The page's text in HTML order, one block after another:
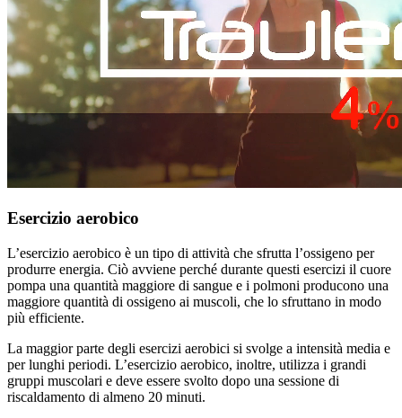
Esercizio aerobico
L’esercizio aerobico è un tipo di attività che sfrutta l’ossigeno per
produrre energia. Ciò avviene perché durante questi esercizi il cuore
pompa una quantità maggiore di sangue e i polmoni producono una
maggiore quantità di ossigeno ai muscoli, che lo sfruttano in modo
più efficiente.
La maggior parte degli esercizi aerobici si svolge a intensità media e
per lunghi periodi. L’esercizio aerobico, inoltre, utilizza i grandi
gruppi muscolari e deve essere svolto dopo una sessione di
riscaldamento di almeno 20 minuti.